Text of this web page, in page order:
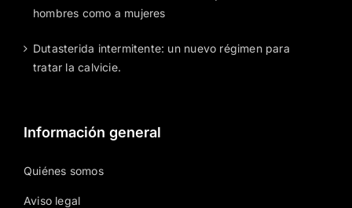
hombres como a mujeres
Dutasterida intermitente: un nuevo régimen para
tratar la calvicie.
Información general
Quiénes somos
Aviso legal